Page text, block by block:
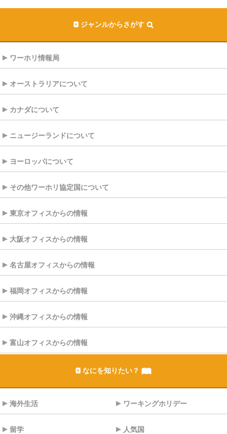
ジャンルからさがす
ワーホリ情報局
オーストラリアについて
カナダについて
ニュージーランドについて
ヨーロッパについて
その他ワーホリ協定国について
東京オフィスからの情報
大阪オフィスからの情報
名古屋オフィスからの情報
福岡オフィスからの情報
沖縄オフィスからの情報
富山オフィスからの情報
なにを知りたい？
海外生活 ワーキングホリデー
留学 人気国